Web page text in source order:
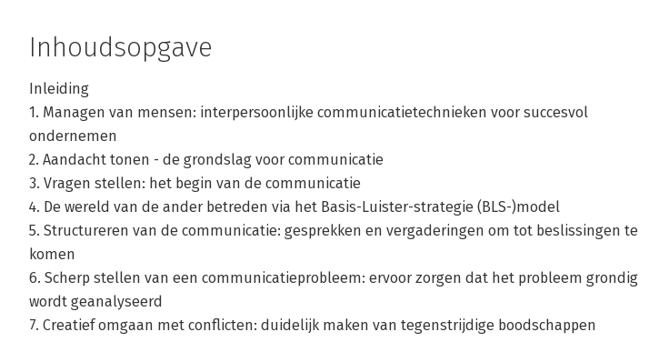
Inhoudsopgave
Inleiding
1. Managen van mensen: interpersoonlijke communicatietechnieken voor succesvol
ondernemen
2. Aandacht tonen - de grondslag voor communicatie
3. Vragen stellen: het begin van de communicatie
4. De wereld van de ander betreden via het Basis-Luister-strategie (BLS-)model
5. Structureren van de communicatie: gesprekken en vergaderingen om tot beslissingen te
komen
6. Scherp stellen van een communicatieprobleem: ervoor zorgen dat het probleem grondig
wordt geanalyseerd
7. Creatief omgaan met conflicten: duidelijk maken van tegenstrijdige boodschappen